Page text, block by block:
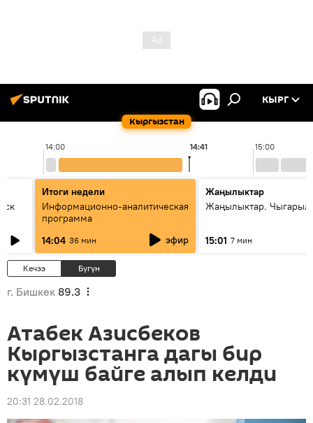
Кыргызстан
КЫРГ
14:00 15:00
14:41
Итоги недели
Информационно-аналитическая
программа
14:04 36 мин эфир
Жаңылыктар
Жаңылыктар.
15:01 7 мин
Кечээ Бүгүн
г. Бишкек 89.3
Атабек Азисбеков
Кыргызстанга дагы бир
күмүш байге алып келди
20:31 28.02.2018